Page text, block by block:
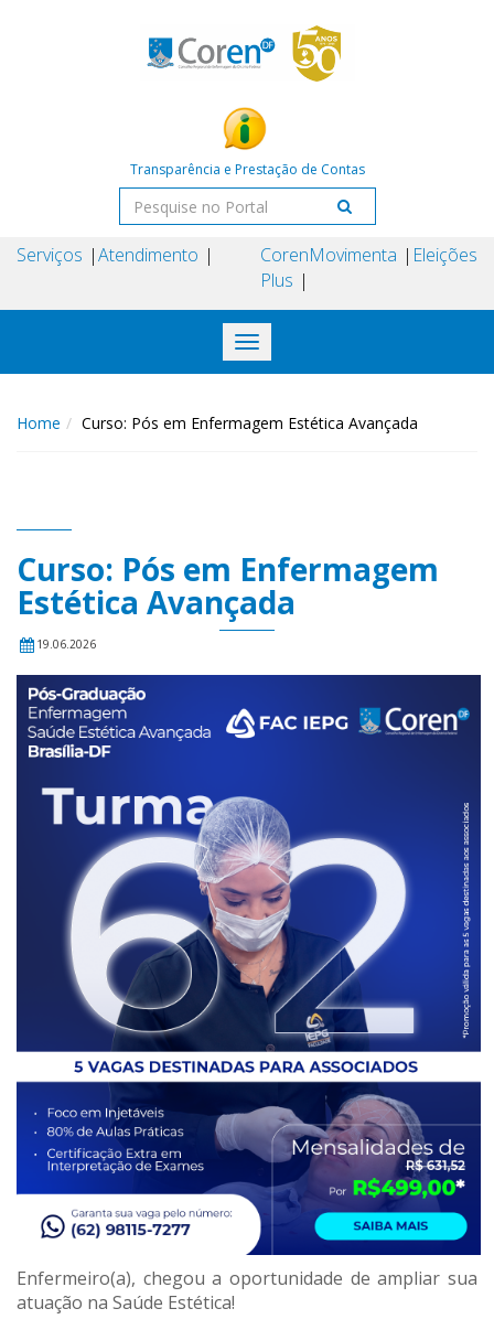
Transparência e Prestação de Contas
Serviços Atendimento
Coren
Plus
Movimenta Eleições
Toggle
navigation
Home Curso: Pós em Enfermagem Estética Avançada
Curso: Pós em Enfermagem
Estética Avançada
19.06.2026
Enfermeiro(a), chegou a oportunidade de ampliar sua
atuação na Saúde Estética!